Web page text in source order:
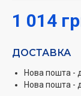
Овальні
Легкий монтаж
1 014
ДОСТАВКА
Нова пошта -
Нова пошта -